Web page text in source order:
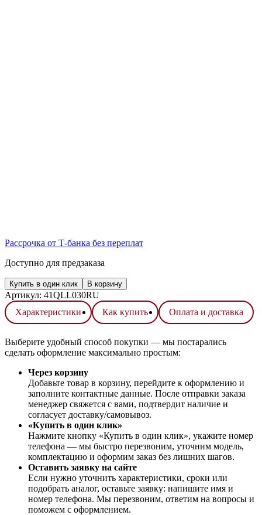
Рассрочка от Т-банка без переплат
Доступно для предзаказа
Купить в один клик В корзину
Артикул: 41QLL030RU
Характеристики
Как купить Оплата и доставка
Выберите удобный способ покупки — мы постарались
сделать оформление максимально простым:
Через корзину
Добавьте товар в корзину, перейдите к оформлению и
заполните контактные данные. После отправки заказа
менеджер свяжется с вами, подтвердит наличие и
согласует доставку/самовывоз.
«Купить в один клик»
Нажмите кнопку «Купить в один клик», укажите номер
телефона — мы быстро перезвоним, уточним модель,
комплектацию и оформим заказ без лишних шагов.
Оставить заявку на сайте
Если нужно уточнить характеристики, сроки или
подобрать аналог, оставьте заявку: напишите имя и
номер телефона. Мы перезвоним, ответим на вопросы и
поможем с оформлением.